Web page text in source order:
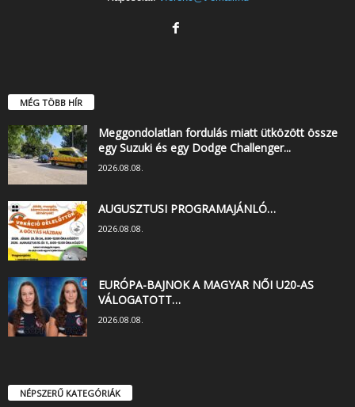
MÉG TÖBB HÍR
Meggondolatlan fordulás miatt ütközött össze
egy Suzuki és egy Dodge Challenger...
2026.08.08.
AUGUSZTUSI PROGRAMAJÁNLÓ…
2026.08.08.
EURÓPA-BAJNOK A MAGYAR NŐI U20-AS
VÁLOGATOTT…
2026.08.08.
NÉPSZERŰ KATEGÓRIÁK